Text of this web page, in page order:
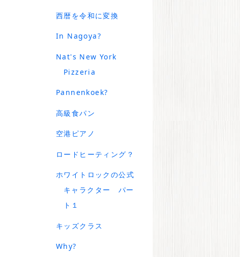
西暦を令和に変換
In Nagoya?
Nat's New York
Pizzeria
Pannenkoek?
高級食パン
空港ピアノ
ロードヒーティング？
ホワイトロックの公式
キャラクター パー
ト１
キッズクラス
Why?